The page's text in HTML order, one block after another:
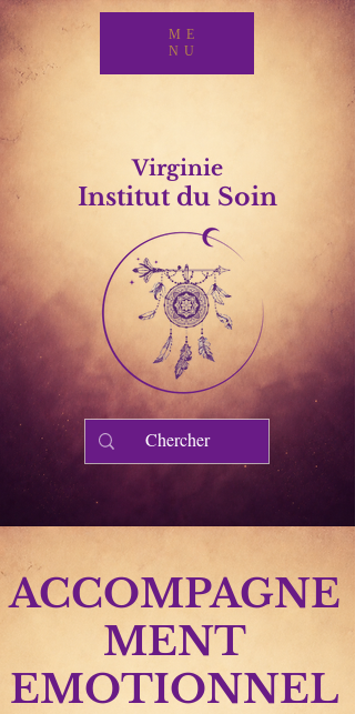
ME
NU
Virginie
Institut du Soin
ACCOMPAGNE
MENT
EMOTIONNEL